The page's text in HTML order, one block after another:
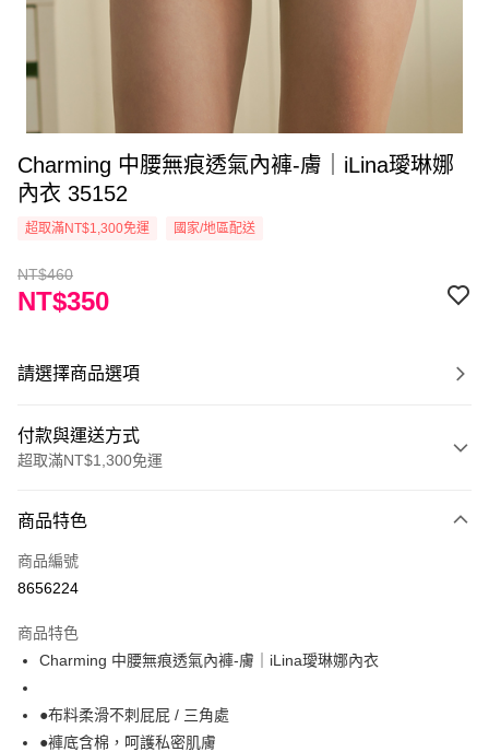
Charming 中腰無痕透氣內褲-膚｜iLina璦琳娜
內衣 35152
超取滿NT$1,300免運 國家/地區配送
NT$460
NT$350
請選擇商品選項
付款與運送方式
超取滿NT$1,300免運
信用卡一次付款
超商取貨付款
運送方式
全家取貨付款
每筆NT$90，滿NT$1,300(含以上)免運費
付款後全家取貨
商品特色
商品編號
8656224
商品特色
Charming 中腰無痕透氣內褲-膚｜iLina璦琳娜內衣
●布料柔滑不刺屁屁 / 三角處
●褲底含棉，呵護私密肌膚